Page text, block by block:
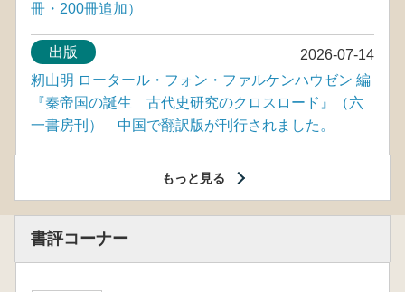
冊・200冊追加）
2026-07-14
出版
籾山明 ロータール・フォン・ファルケンハウゼン 編
『秦帝国の誕生 古代史研究のクロスロード』（六
一書房刊） 中国で翻訳版が刊行されました。
もっと見る
書評コーナー